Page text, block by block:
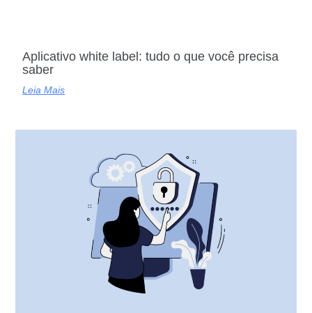
Aplicativo white label: tudo o que você precisa
saber
Leia Mais